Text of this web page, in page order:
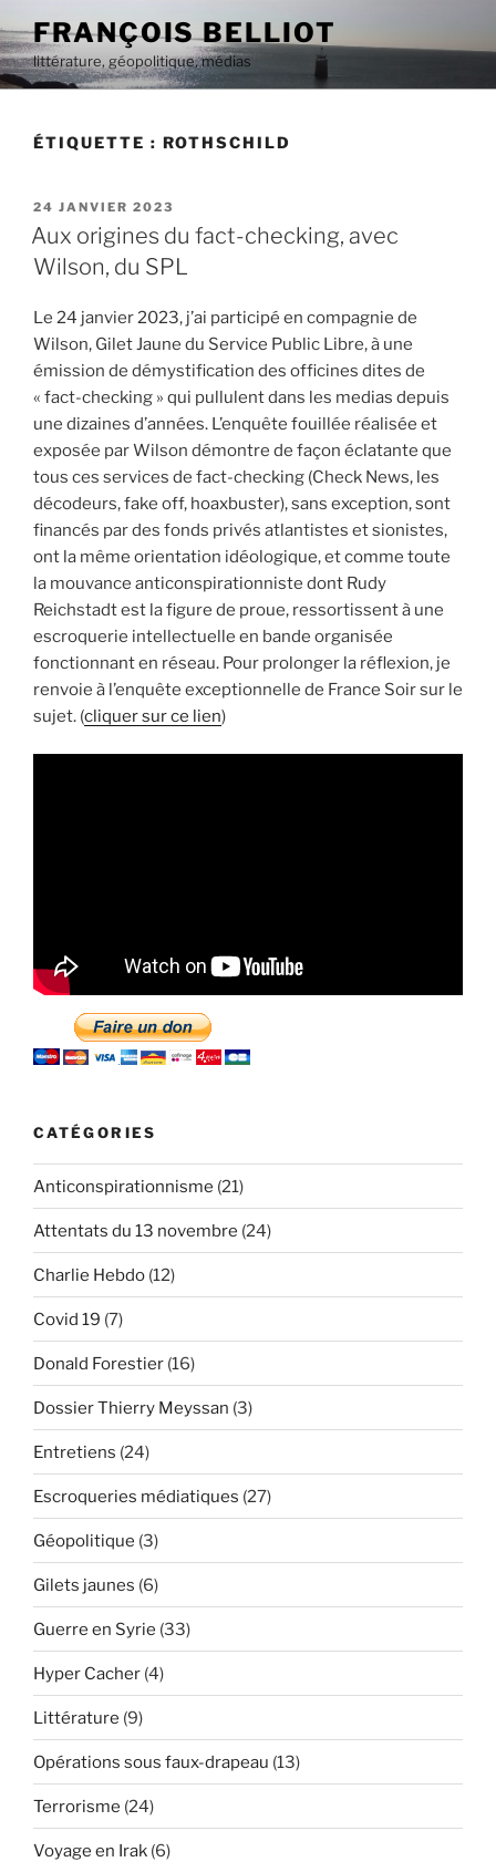
au
contenu
principal
FRANÇOIS BELLIOT
littérature, géopolitique, médias
ÉTIQUETTE : ROTHSCHILD
PUBLIÉ
LE
24 JANVIER 2023
Aux origines du fact-checking, avec
Wilson, du SPL
Le 24 janvier 2023, j’ai participé en compagnie de
Wilson, Gilet Jaune du Service Public Libre, à une
émission de démystification des officines dites de
« fact-checking » qui pullulent dans les medias depuis
une dizaines d’années. L’enquête fouillée réalisée et
exposée par Wilson démontre de façon éclatante que
tous ces services de fact-checking (Check News, les
décodeurs, fake off, hoaxbuster), sans exception, sont
financés par des fonds privés atlantistes et sionistes,
ont la même orientation idéologique, et comme toute
la mouvance anticonspirationniste dont Rudy
Reichstadt est la figure de proue, ressortissent à une
escroquerie intellectuelle en bande organisée
fonctionnant en réseau. Pour prolonger la réflexion, je
renvoie à l’enquête exceptionnelle de France Soir sur le
sujet. (cliquer sur ce lien)
CATÉGORIES
Anticonspirationnisme (21)
Attentats du 13 novembre (24)
Charlie Hebdo (12)
Covid 19 (7)
Donald Forestier (16)
Dossier Thierry Meyssan (3)
Entretiens (24)
Escroqueries médiatiques (27)
Géopolitique (3)
Gilets jaunes (6)
Guerre en Syrie (33)
Hyper Cacher (4)
Littérature (9)
Opérations sous faux-drapeau (13)
Terrorisme (24)
Voyage en Irak (6)